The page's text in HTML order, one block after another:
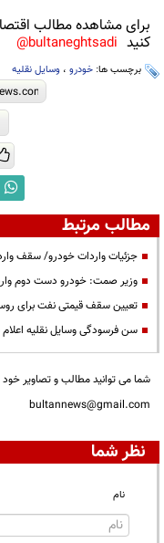
برای مشاهده مطالب
کنید bultaneghtsadi@
برچسب ها: خودرو ، وسایل نقلیه
مطالب مرتبط
جزئیات واردات خودرو/ سقف واردات ۲۰ هزار دلار
وزیر صمت: خودرو دست دوم
تعیین سقف قیمتی نفت برای
سن فرسودگی وسایل نقلیه
شما می توانید مطالب و تصاویر خود
bultannews@gmail.com
نظر شما
نام